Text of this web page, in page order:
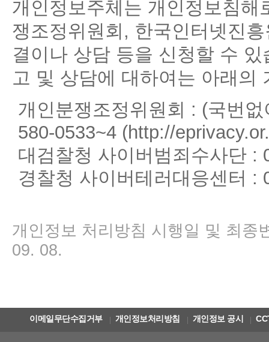
개인정보주체는 개인정보침
쟁조정위원회, 한국인터넷진
결이나 상담 등을 신청할 수
고 및 상담에 대하여는 아래의
개인분쟁조정위원회 : (국번
580-0533~4 (http://
대검찰청 사이버범죄수사단 :
경찰청 사이버테러대응센터 :
개인정보 처리방침 시행일 및 최종
09. 08.
이메일무단수집거부 개인정보처리방침 개인정보 공시